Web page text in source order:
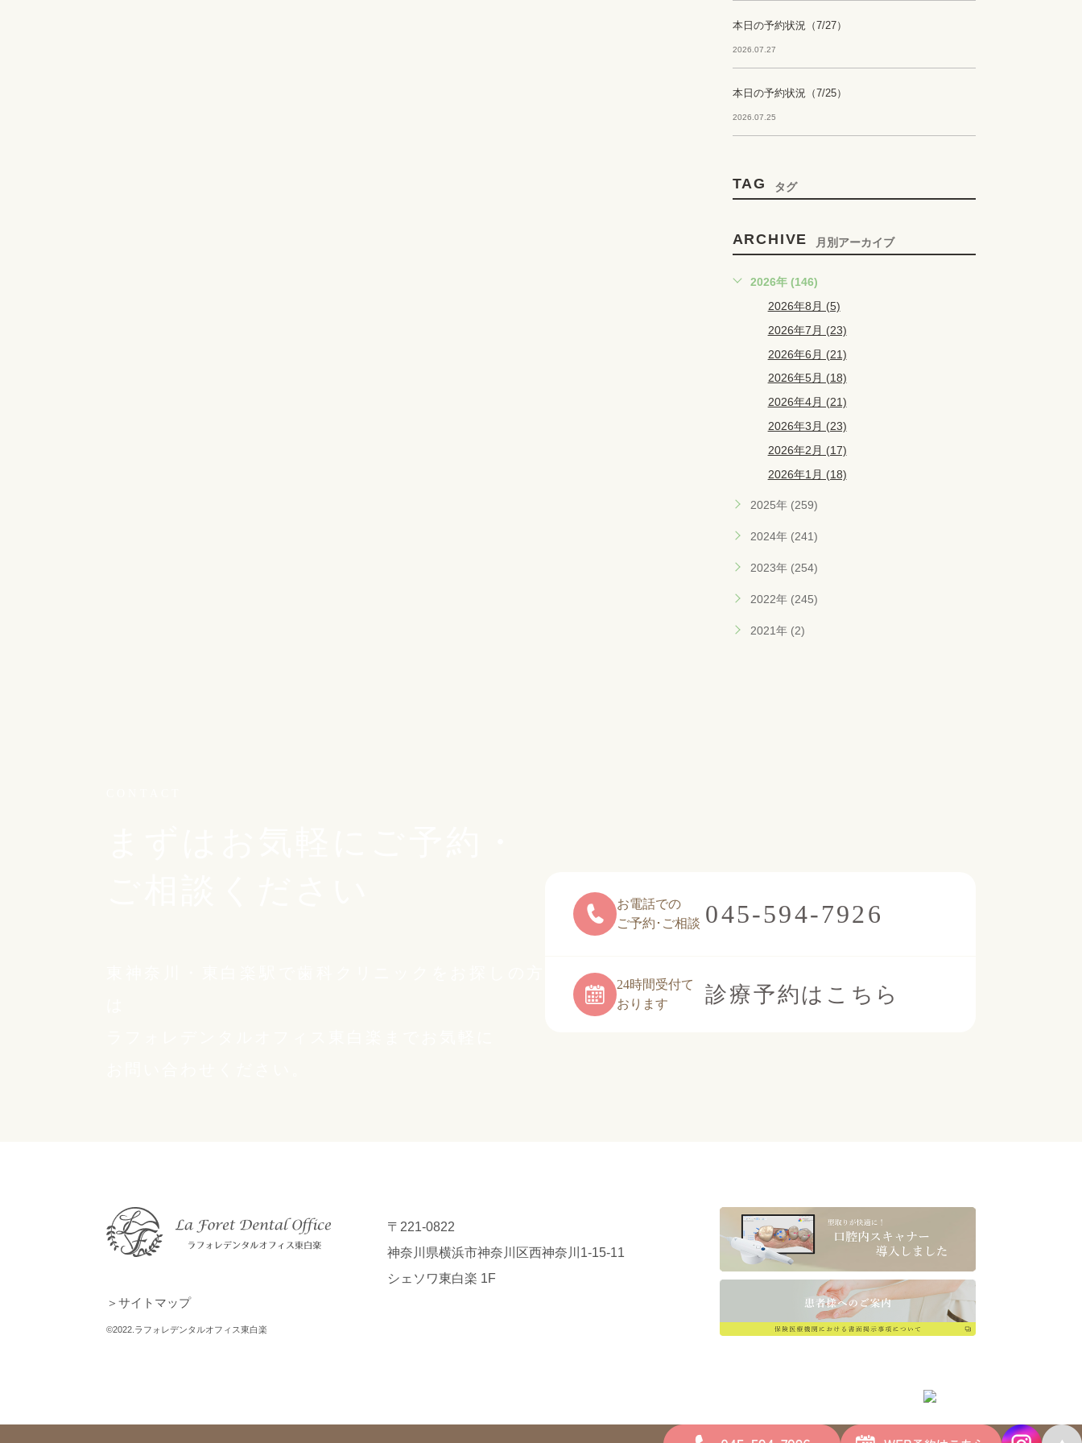
本日の予約状況（7/27）
2026.07.27
本日の予約状況（7/25）
2026.07.25
TAG タグ
ARCHIVE 月別アーカイブ
2026年 (146)
2026年8月 (5)
2026年7月 (23)
2026年6月 (21)
2026年5月 (18)
2026年4月 (21)
2026年3月 (23)
2026年2月 (17)
2026年1月 (18)
2025年 (259)
2024年 (241)
2023年 (254)
2022年 (245)
2021年 (2)
お電話での
ご予約･ご相談 045-594-7926
24時間受付て
おります
診療予約はこちら
＞サイトマップ
©2022.ラフォレデンタルオフィス東白楽
〒221-0822
神奈川県横浜市神奈川区西神奈川1-15-11
シェソワ東白楽 1F